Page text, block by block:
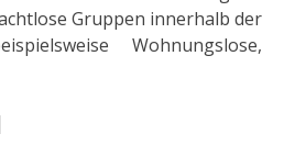
Gruppen innerhalb der
Wohnungslose,